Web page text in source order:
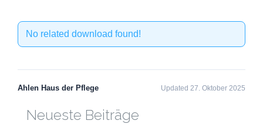
No related download found!
Ahlen Haus der Pflege Updated 27. Oktober 2025
Neueste Beiträge